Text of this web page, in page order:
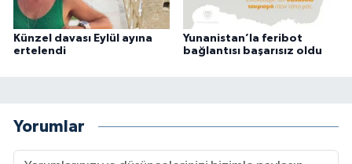
Künzel davası Eylül ayına
ertelendi
Yunanistan’la feribot
bağlantısı başarısız oldu
Yorumlar